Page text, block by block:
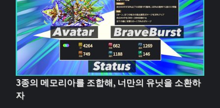
3종의 메모리아를 조합해, 너만의 유닛을 소환하
자